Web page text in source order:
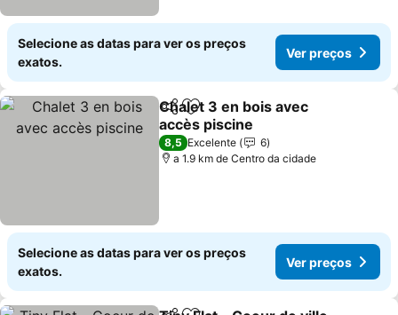
Selecione as datas para ver os preços
exatos.
Ver preços
PartilharAdicionar aos favoritos
Chalet 3 en bois avec
accès piscine
8,5 Excelente
6
a 1.9 km de Centro da cidade
Selecione as datas para ver os preços
exatos.
Ver preços